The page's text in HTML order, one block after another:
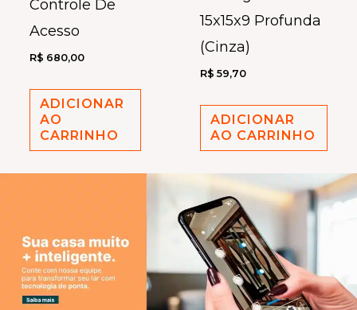
Controle De
Acesso
R$ 680,00
ADICIONAR
AO
CARRINHO
15x15x9 Profunda
(Cinza)
R$ 59,70
ADICIONAR
AO CARRINHO